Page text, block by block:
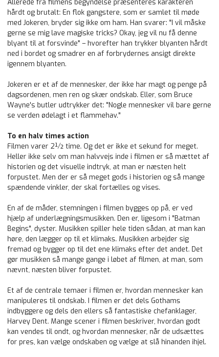
Allerede fra filmens begyndelse præsenteres karakteren
hårdt og brutalt: En flok gangstere, som er samlet til møde
med Jokeren, bryder sig ikke om ham. Han svarer: "I vil måske
gerne se mig lave magiske tricks? Okay, jeg vil nu få denne
blyant til at forsvinde" – hvorefter han trykker blyanten hårdt
ned i bordet og smadrer en af forbrydernes ansigt direkte
igennem blyanten.
Jokeren er et af de mennesker, der ikke har magt og penge på
dagsordenen, men ren og skær ondskab. Eller, som Bruce
Wayne's butler udtrykker det: "Nogle mennesker vil bare gerne
se verden ødelagt i et flammehav."
To en halv times action
Filmen varer 2½ time. Og det er ikke et sekund for meget.
Heller ikke selv om man halvvejs inde i filmen er så mættet af
historien og det visuelle indtryk, at man er næsten helt
forpustet. Men der er så meget gods i historien og så mange
spændende vinkler, der skal fortælles og vises.
En af de måder, stemningen i filmen bygges op på, er ved
hjælp af underlægningsmusikken. Den er, ligesom i "Batman
Begins", dyster. Musikken spiller hele tiden sådan, at man kan
høre, den lægger op til et klimaks. Musikken arbejder sig
fremad og bygger op til det ene klimaks efter det andet. Det
gør musikken så mange gange i løbet af filmen, at man, som
nævnt, næsten bliver forpustet.
Et af de centrale temaer i filmen er, hvordan mennesker kan
manipuleres til ondskab. I filmen er det dels Gothams
indbyggere og dels den ellers så fantastiske chefanklager,
Harvey Dent. Mange scener i filmen beskriver, hvordan godt
kan vendes til ondt, og hvordan mennesker, når de udsættes
for pres, kan vælge ondskaben og vælge at slå hinanden ihjel.